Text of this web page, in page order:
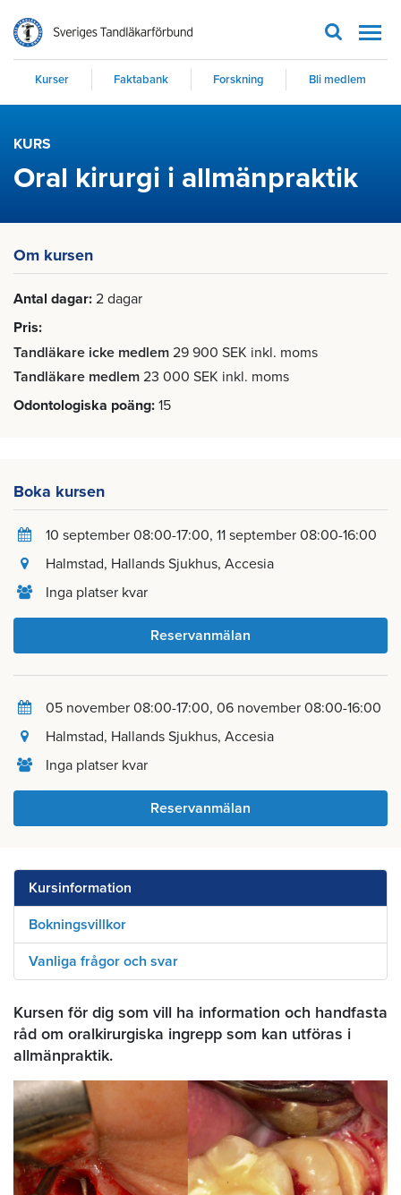
Kurser Faktabank Forskning Bli medlem
KURS
Oral kirurgi i allmänpraktik
Om kursen
Antal dagar 2 dagar
Pris
Tandläkare icke medlem 29 900 SEK inkl. moms
Tandläkare medlem 23 000 SEK inkl. moms
Odontologiska poäng 15
Boka kursen
10 september 08:00-17:00 11 september 08:00-16:00
Halmstad, Hallands Sjukhus, Accesia
Inga platser kvar
Reservanmälan
05 november 08:00-17:00 06 november 08:00-16:00
Halmstad, Hallands Sjukhus, Accesia
Inga platser kvar
Reservanmälan
Kursinformation
Bokningsvillkor
Vanliga frågor och svar
Kursen för dig som vill ha information och handfasta
råd om oralkirurgiska ingrepp som kan utföras i
allmänpraktik.